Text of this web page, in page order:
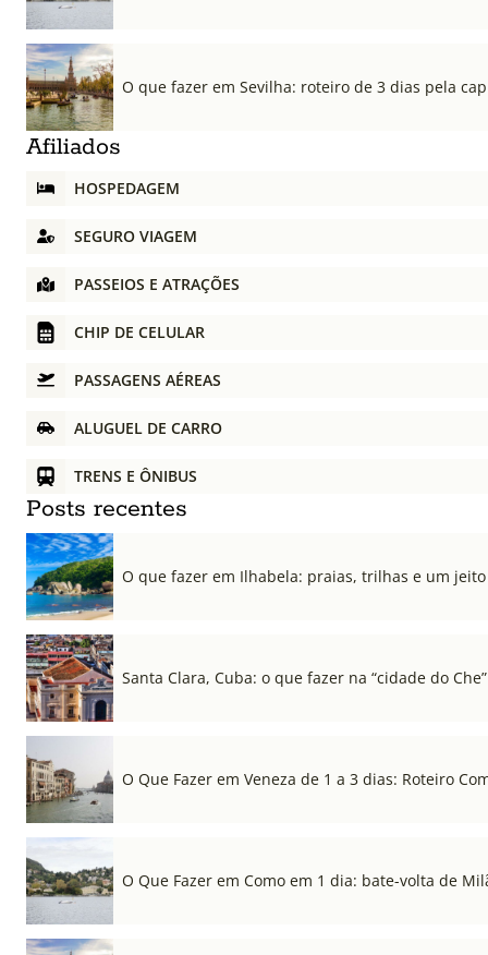
O que fazer em Sevilha: roteiro de 3 dias pela
Afiliados
HOSPEDAGEM
SEGURO VIAGEM
PASSEIOS E ATRAÇÕES
CHIP DE CELULAR
PASSAGENS AÉREAS
ALUGUEL DE CARRO
TRENS E ÔNIBUS
Posts recentes
O que fazer em Ilhabela: praias, trilhas e um
Santa Clara, Cuba: o que fazer na “cidade do Che”
O Que Fazer em Veneza de 1 a 3 dias: Roteiro
O Que Fazer em Como em 1 dia: bate-volta de